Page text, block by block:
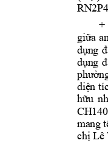
+
giữa
dụng
dụng
diện
hữu
mang
chị Lê